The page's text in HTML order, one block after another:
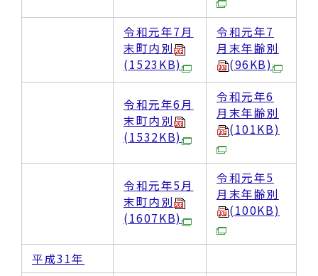
令和元年7月
末町内別
(1523KB)
令和元年7
月末年齢別
(96KB)
令和元年6月
末町内別
(1532KB)
令和元年6
月末年齢別
(101KB)
令和元年5月
末町内別
(1607KB)
令和元年5
月末年齢別
(100KB)
平成31年